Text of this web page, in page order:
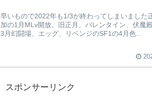
早いもので2022年も1/3が終わってしまいました
加の1月MLv開放、旧正月、バレンタイン、伏魔
3月幻闘場、エッグ、リベンジのSF1の4月色...
スポンサーリンク